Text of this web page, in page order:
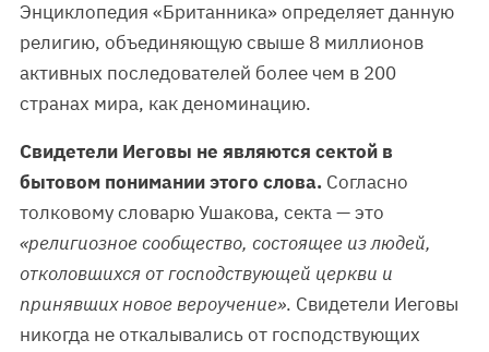
Энциклопедия «Британника» определяет данную
религию, объединяющую свыше 8 миллионов
активных последователей более чем в 200
странах мира, как деноминацию.
Свидетели Иеговы не являются сектой в
бытовом понимании этого слова. Согласно
толковому словарю Ушакова, секта — это
«религиозное сообщество, состоящее из людей,
отколовшихся от господствующей церкви и
принявших новое вероучение». Свидетели Иеговы
никогда не откалывались от господствующих